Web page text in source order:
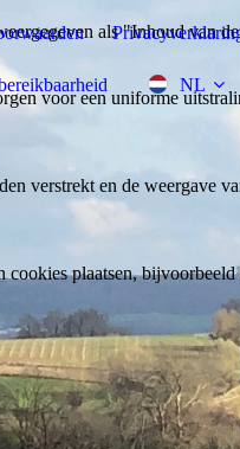
NL
als "Inhoud van
voor een uniforme
verstrekt en de weergave
plaatsen,